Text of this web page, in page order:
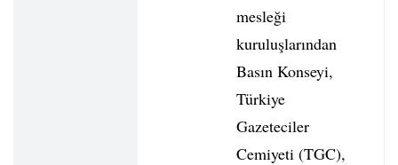
mesleği
kuruluşlarından
Basın Konseyi,
Türkiye
Gazeteciler
Cemiyeti (TGC),